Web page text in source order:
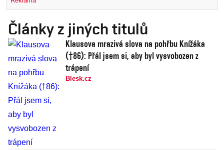
Články z jiných titulů
Klausova mrazivá slova na pohřbu Knížáka
(†86): Přál jsem si, aby byl vysvobozen z
trápení
Blesk.cz